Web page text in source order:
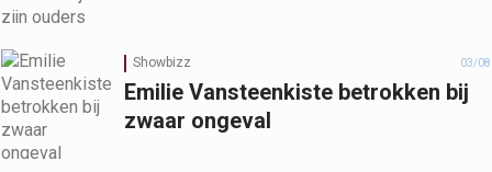
Showbizz 03/08
Emilie Vansteenkiste betrokken bij
zwaar ongeval